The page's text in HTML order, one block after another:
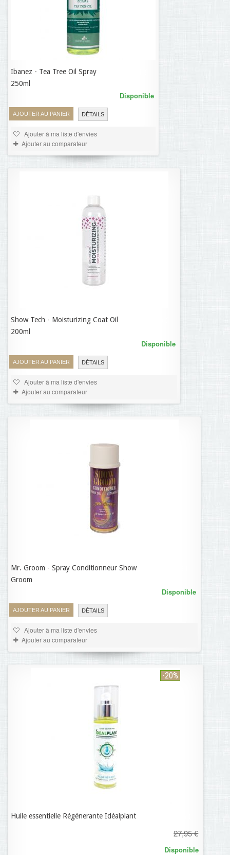
Ibanez - Tea Tree Oil Spray
250ml
AJOUTER AU PANIER DÉTAILS
Disponible
Ajouter à ma liste d'envies
Ajouter au comparateur
Show Tech - Moisturizing Coat Oil
200ml
AJOUTER AU PANIER DÉTAILS
Disponible
Ajouter à ma liste d'envies
Ajouter au comparateur
Mr. Groom - Spray Conditionneur Show
Groom
AJOUTER AU PANIER DÉTAILS
Disponible
Ajouter à ma liste d'envies
Ajouter au comparateur
-20%
Huile essentielle Régénerante Idéalplant
27,95 €
Disponible